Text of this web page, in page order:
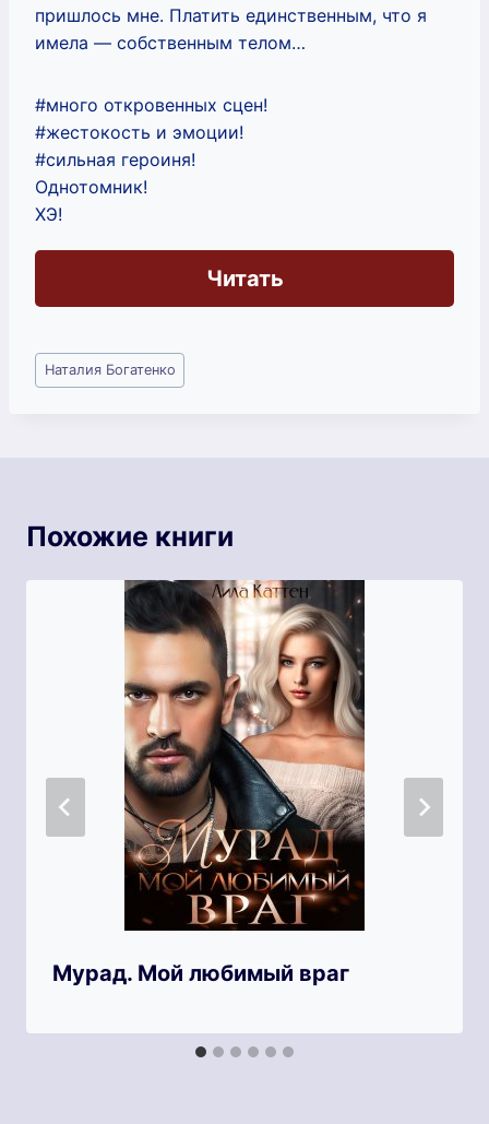
пришлось мне. Платить единственным, что я
имела — собственным телом…
#много откровенных сцен!
#жестокость и эмоции!
#сильная героиня!
Однотомник!
ХЭ!
Читать
Метки
записи:
Наталия Богатенко
Похожие книги
Мурад. Мой любимый враг